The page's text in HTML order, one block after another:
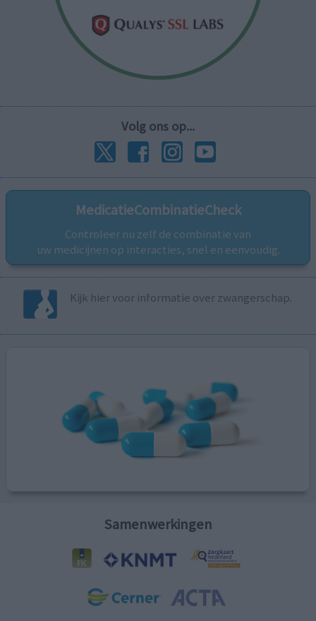
Volg ons op...
MedicatieCombinatieCheck
Controleer nu zelf de combinatie van
uw medicijnen op interacties, snel en eenvoudig.
Kijk hier voor informatie over zwangerschap.
Samenwerkingen